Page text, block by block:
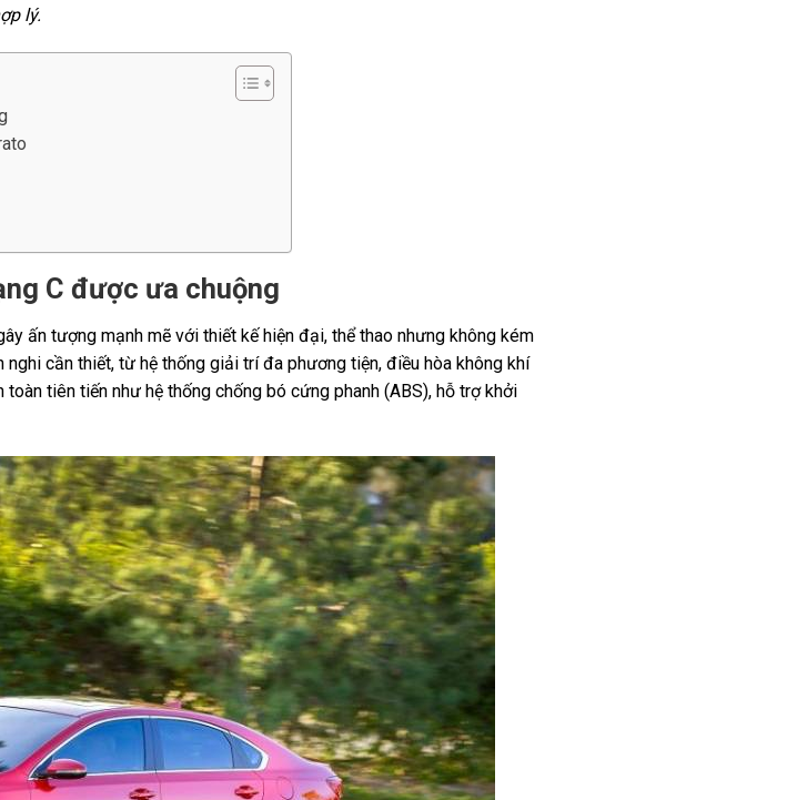
lý.
C được ưa chuộng
ấn tượng mạnh mẽ với thiết kế hiện đại, thể thao nhưng không kém
cần thiết, từ hệ thống giải trí đa phương tiện, điều hòa không khí
tiên tiến như hệ thống chống bó cứng phanh (ABS), hỗ trợ khởi